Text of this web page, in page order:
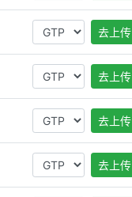
去上传
去上传
去上传
去上传